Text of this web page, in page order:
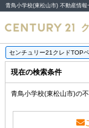
青鳥小学校(東松山市) 不動産情
センチュリー21クレドTOP
現在の検索条件
青鳥小学校(東松山市)の